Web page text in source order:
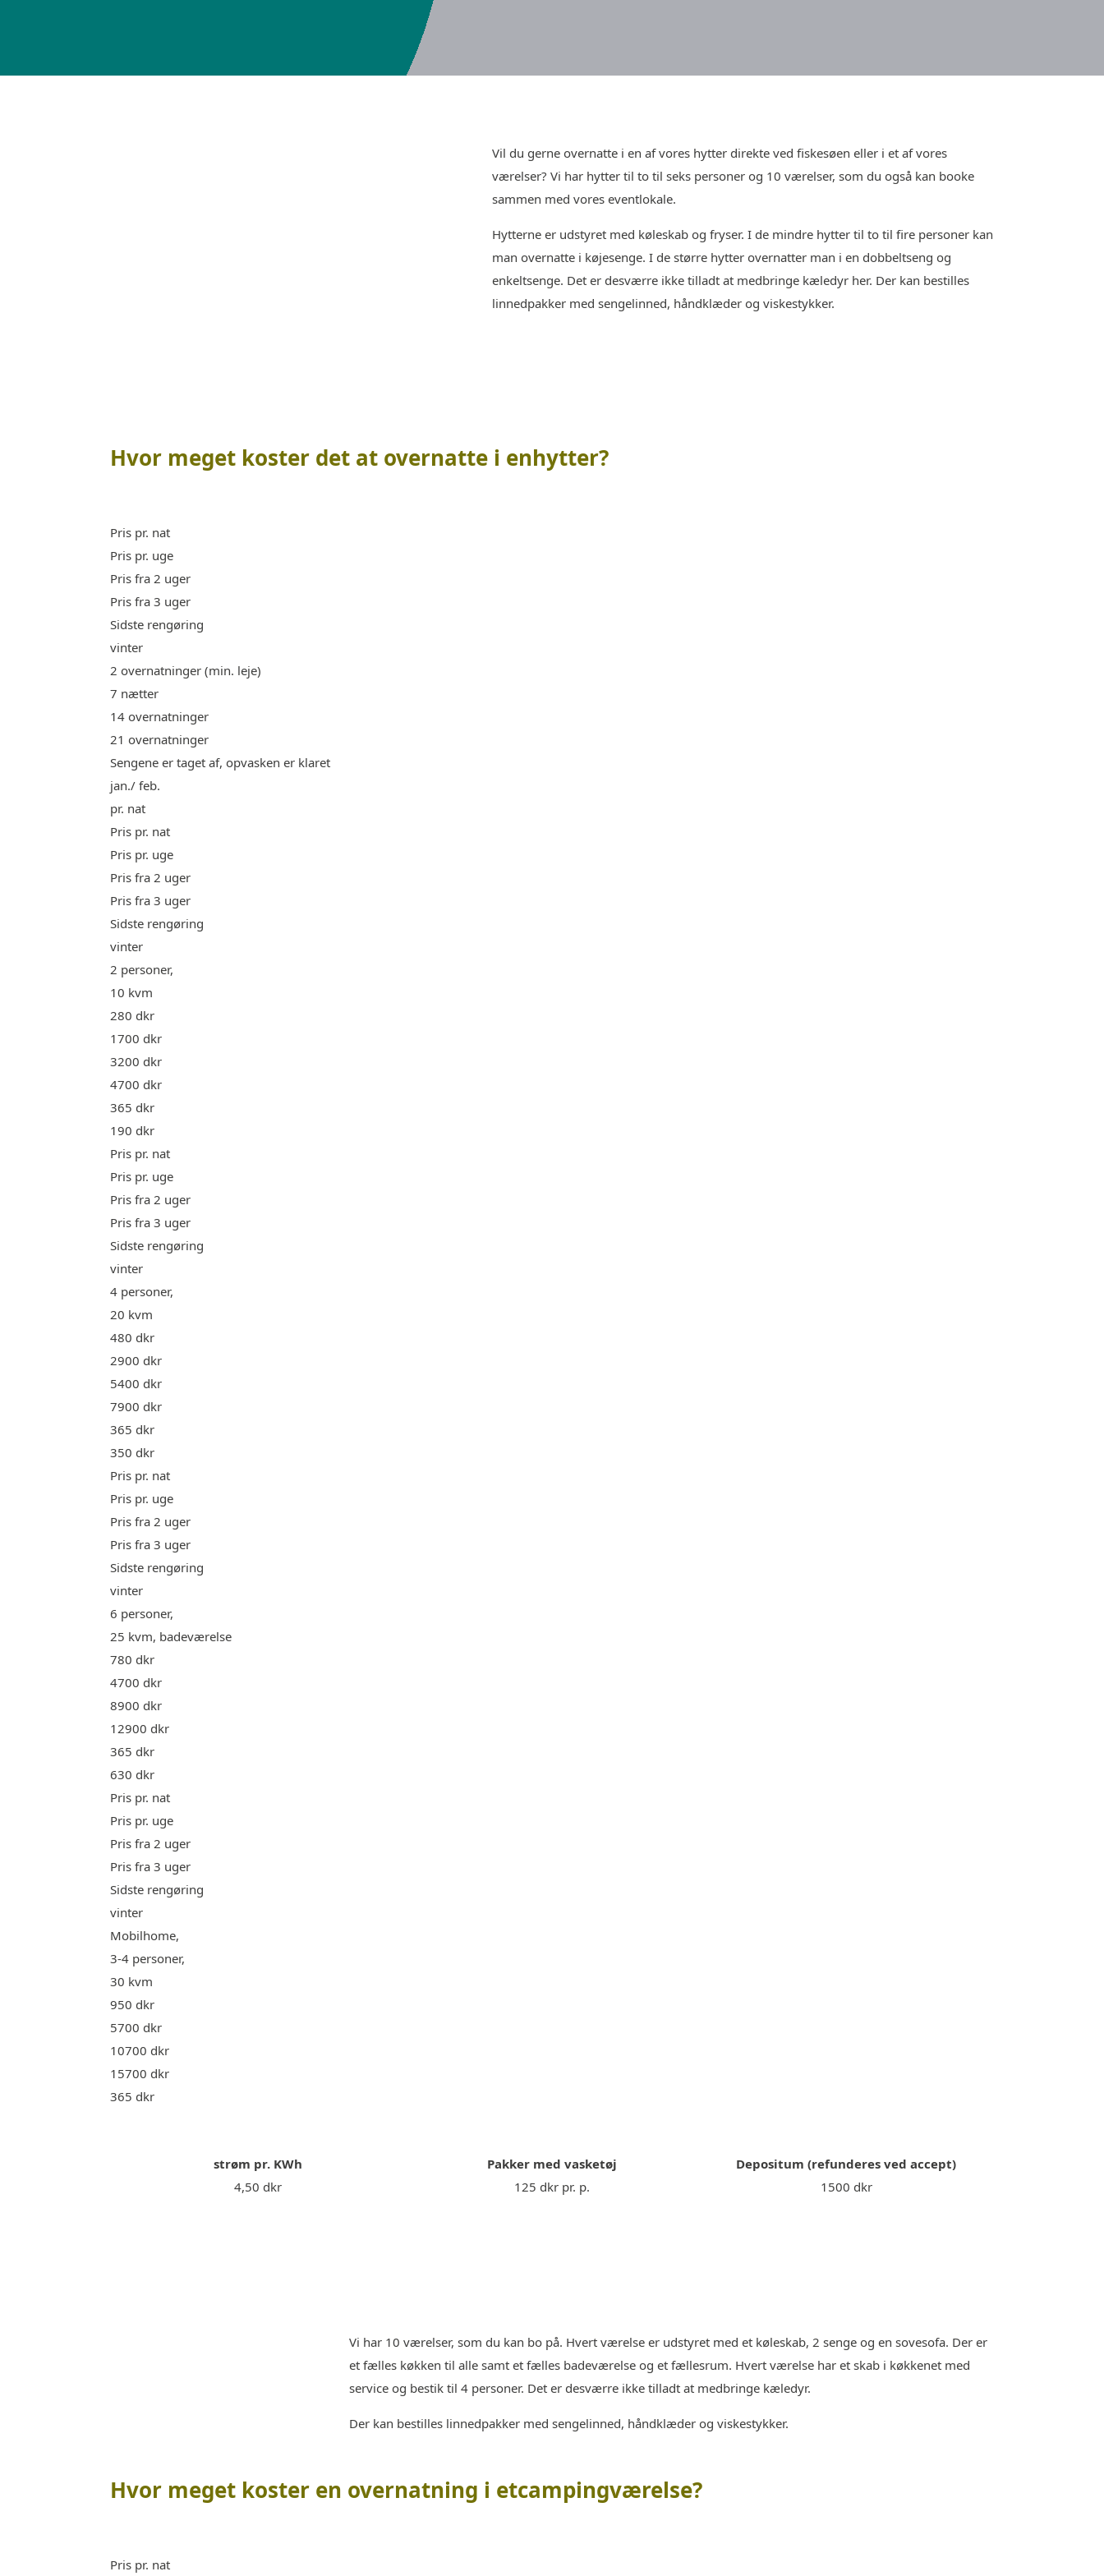
Vil du gerne overnatte i en af vores hytter direkte ved fiskesøen eller i et af vores
værelser? Vi har hytter til to til seks personer og 10 værelser, som du også kan booke
sammen med vores eventlokale.
Hytterne er udstyret med køleskab og fryser. I de mindre hytter til to til fire personer kan
man overnatte i køjesenge. I de større hytter overnatter man i en dobbeltseng og
enkeltsenge. Det er desværre ikke tilladt at medbringe kæledyr her. Der kan bestilles
linnedpakker med sengelinned, håndklæder og viskestykker.
Hvor meget koster det at overnatte i enhytter?
Pris pr. nat
Pris pr. uge
Pris fra 2 uger
Pris fra 3 uger
Sidste rengøring
vinter
2 overnatninger (min. leje)
7 nætter
14 overnatninger
21 overnatninger
Sengene er taget af, opvasken er klaret
jan./ feb.
pr. nat
Pris pr. nat
Pris pr. uge
Pris fra 2 uger
Pris fra 3 uger
Sidste rengøring
vinter
2 personer,
10 kvm
280 dkr
1700 dkr
3200 dkr
4700 dkr
365 dkr
190 dkr
Pris pr. nat
Pris pr. uge
Pris fra 2 uger
Pris fra 3 uger
Sidste rengøring
vinter
4 personer,
20 kvm
480 dkr
2900 dkr
5400 dkr
7900 dkr
365 dkr
350 dkr
Pris pr. nat
Pris pr. uge
Pris fra 2 uger
Pris fra 3 uger
Sidste rengøring
vinter
6 personer,
25 kvm, badeværelse
780 dkr
4700 dkr
8900 dkr
12900 dkr
365 dkr
630 dkr
Pris pr. nat
Pris pr. uge
Pris fra 2 uger
Pris fra 3 uger
Sidste rengøring
vinter
Mobilhome,
3-4 personer,
30 kvm
950 dkr
5700 dkr
10700 dkr
15700 dkr
365 dkr
strøm pr. KWh
4,50 dkr
Pakker med vasketøj
125 dkr pr. p.
Depositum (refunderes ved accept)
1500 dkr
Vi har 10 værelser, som du kan bo på. Hvert værelse er udstyret med et køleskab, 2 senge og en sovesofa. Der er
et fælles køkken til alle samt et fælles badeværelse og et fællesrum. Hvert værelse har et skab i køkkenet med
service og bestik til 4 personer. Det er desværre ikke tilladt at medbringe kæledyr.
Der kan bestilles linnedpakker med sengelinned, håndklæder og viskestykker.
Hvor meget koster en overnatning i etcampingværelse?
Pris pr. nat